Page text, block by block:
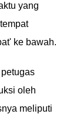
yang
ke bawah.
oleh
meliputi